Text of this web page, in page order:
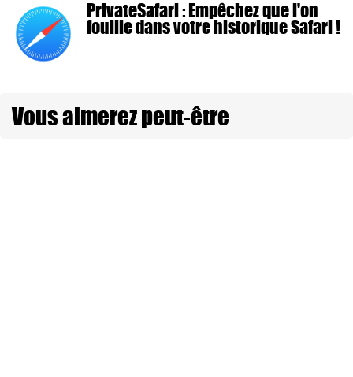
PrivateSafari : Empêchez que l'on
fouille dans votre historique Safari !
Vous aimerez peut-être